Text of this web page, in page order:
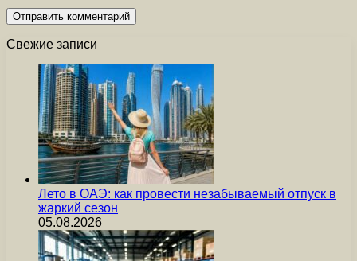
Свежие записи
Лето в ОАЭ: как провести незабываемый отпуск в
жаркий сезон
05.08.2026